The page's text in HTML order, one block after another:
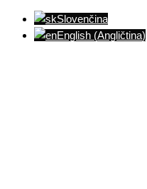
Slovenčina
English (Angličtina)